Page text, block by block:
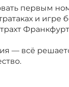
первым
и игре
— всё